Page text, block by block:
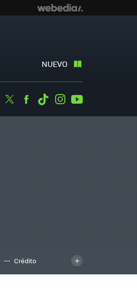
NUEVO
TwitterFacebook
TiktokInstagram
Crédito